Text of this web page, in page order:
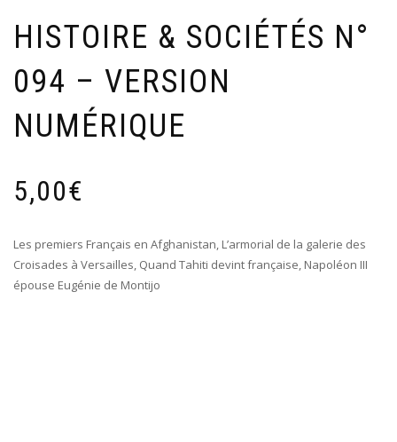
HISTOIRE & SOCIÉTÉS N°
094 – VERSION
NUMÉRIQUE
5,00€
Les premiers Français en Afghanistan, L’armorial de la galerie des
Croisades à Versailles, Quand Tahiti devint française, Napoléon III
épouse Eugénie de Montijo